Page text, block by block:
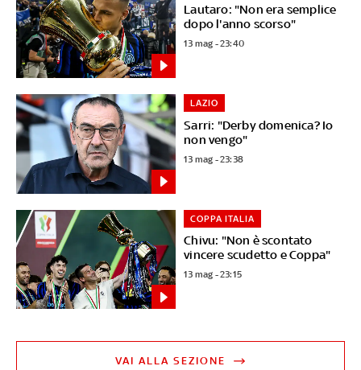
Lautaro: "Non era semplice
dopo l'anno scorso"
13 mag - 23:40
Sarri: "Derby domenica? Io
non vengo"
LAZIO
13 mag - 23:38
Chivu: "Non è scontato
vincere scudetto e Coppa"
COPPA ITALIA
13 mag - 23:15
VAI ALLA SEZIONE